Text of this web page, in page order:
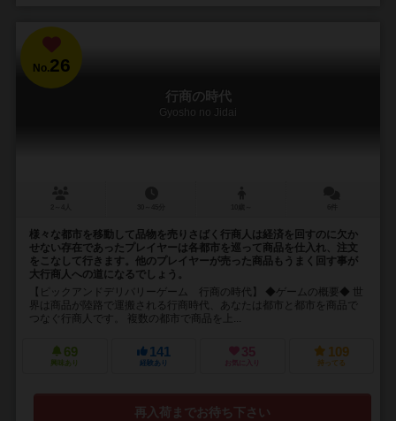
No.26
行商の時代
Gyosho no Jidai
様々な都市を移動して品物を売りさばく行商人は経済を回すのに欠か
せない存在であったプレイヤーは各都市を巡って商品を仕入れ、注文
をこなして行きます。他のプレイヤーが売った商品もうまく回す事が
大行商人への道になるでしょう。
【ピックアンドデリバリーゲーム 行商の時代】 ◆ゲームの概要◆ 世
界は商品が陸路で運搬される行商時代、あなたは都市と都市を商品で
つなぐ行商人です。 複数の都市で商品を上...
69
興味あり
141
経験あり
35
お気に入り
109
持ってる
再入荷までお待ち下さい